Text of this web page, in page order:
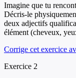
Imagine que tu
Décris-le
deux adjectifs
élément (cheveux,
Corrige cet exercice
Exercice 2